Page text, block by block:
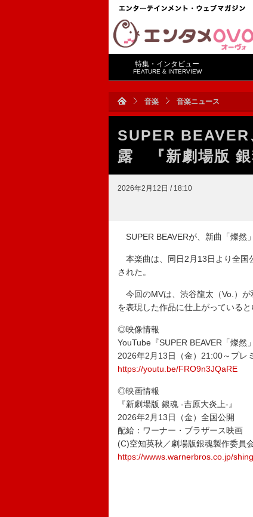
特集・インタビュー
FEATURE & INTERVIEW
音楽 音楽ニュース
SUPER BEAVER
露 『新劇場版 銀
2026年2月12日 / 18:10
SUPER BEAVERが、新曲「燦然
本楽曲は、同日2月13日より全国
された。
今回のMVは、渋谷龍太（Vo.）が
を表現した作品に仕上がっていると
◎映像情報
YouTube『SUPER BEAVER「燦然
2026年2月13日（金）21:00～プレ
https://youtu.be/FRO9n3JQaRE
◎映画情報
『新劇場版 銀魂 -吉原大炎上-』
2026年2月13日（金）全国公開
配給：ワーナー・ブラザース映画
(C)空知英秋／劇場版銀魂製作委員
https://wwws.warnerbros.co.jp/